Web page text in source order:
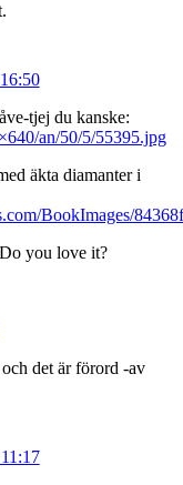
tjej du kanske:
an/50/5/55395.jpg
äkta diamanter i
BookImages/
you love it?
det är förord -av